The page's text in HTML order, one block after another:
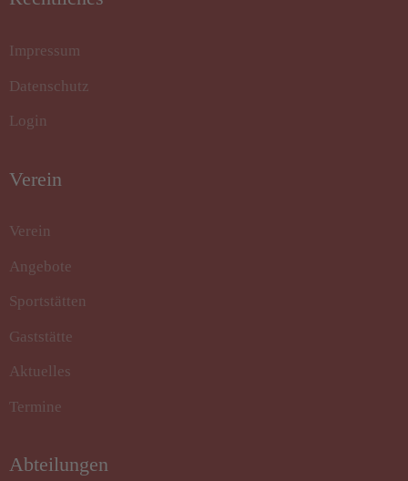
Impressum
Datenschutz
Login
Verein
Verein
Angebote
Sportstätten
Gaststätte
Aktuelles
Termine
Abteilungen